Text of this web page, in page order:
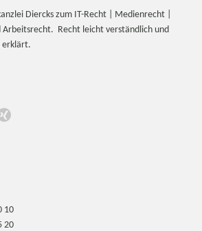
Diercks zum IT-Recht | Medienrecht |
Arbeitsrecht. Recht leicht verständlich und
erklärt.
10
20